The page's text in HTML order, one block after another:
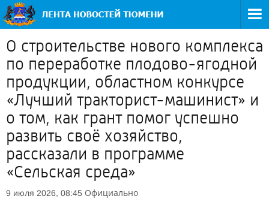
О строительстве нового комплекса
по переработке плодово-ягодной
продукции, областном конкурсе
«Лучший тракторист-машинист» и
о том, как грант помог успешно
развить своё хозяйство,
рассказали в программе
«Сельская среда»
9 июля 2026, 08:45 Официально